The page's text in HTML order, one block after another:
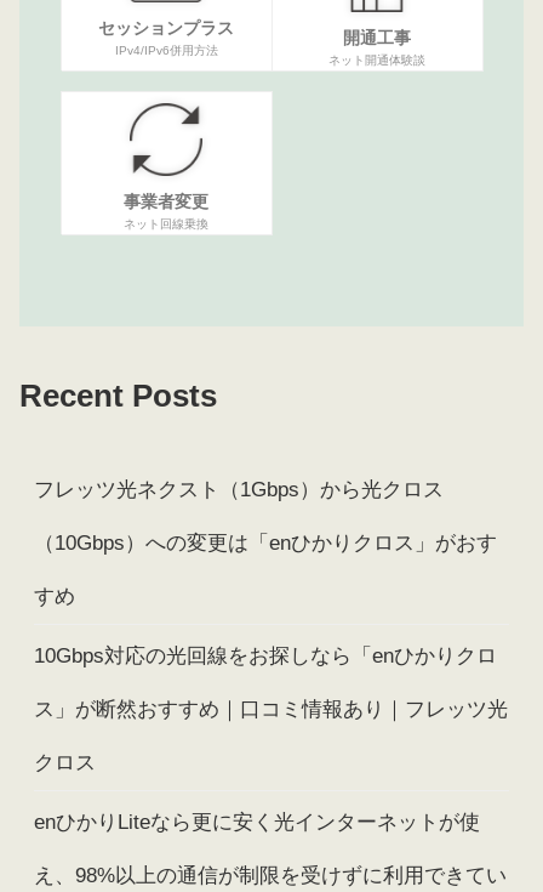
セッションプラス
IPv4/IPv6併用方法
開通工事
ネット開通体験談
事業者変更
ネット回線乗換
Recent Posts
フレッツ光ネクスト（1Gbps）から光クロス
（10Gbps）への変更は「enひかりクロス」がおす
すめ
10Gbps対応の光回線をお探しなら「enひかりクロ
ス」が断然おすすめ｜口コミ情報あり｜フレッツ光
クロス
enひかりLiteなら更に安く光インターネットが使
え、98%以上の通信が制限を受けずに利用できてい